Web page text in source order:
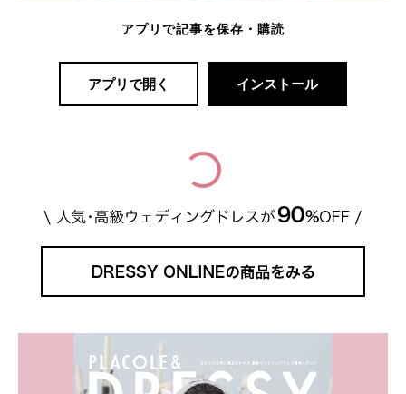
アプリで記事を保存・購読
アプリで開く インストール